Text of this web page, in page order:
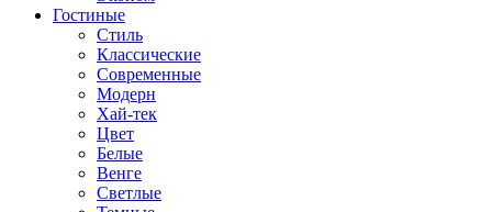
Гостиные
Стиль
Классические
Современные
Модерн
Хай-тек
Цвет
Белые
Венге
Светлые